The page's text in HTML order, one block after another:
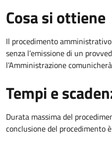
Cosa si ottiene
Il procedimento
senza l’emissione di un
l’Amministrazione
Tempi e
Durata massima del
conclusione del procedimento